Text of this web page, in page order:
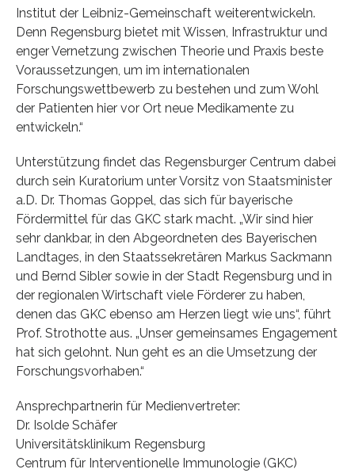
Institut der Leibniz-Gemeinschaft weiterentwickeln.
Denn Regensburg bietet mit Wissen, Infrastruktur und
enger Vernetzung zwischen Theorie und Praxis beste
Voraussetzungen, um im internationalen
Forschungswettbewerb zu bestehen und zum Wohl
der Patienten hier vor Ort neue Medikamente zu
entwickeln.“
Unterstützung findet das Regensburger Centrum dabei
durch sein Kuratorium unter Vorsitz von Staatsminister
a.D. Dr. Thomas Goppel, das sich für bayerische
Fördermittel für das GKC stark macht. „Wir sind hier
sehr dankbar, in den Abgeordneten des Bayerischen
Landtages, in den Staatssekretären Markus Sackmann
und Bernd Sibler sowie in der Stadt Regensburg und in
der regionalen Wirtschaft viele Förderer zu haben,
denen das GKC ebenso am Herzen liegt wie uns“, führt
Prof. Strothotte aus. „Unser gemeinsames Engagement
hat sich gelohnt. Nun geht es an die Umsetzung der
Forschungsvorhaben.“
Ansprechpartnerin für Medienvertreter:
Dr. Isolde Schäfer
Universitätsklinikum Regensburg
Centrum für Interventionelle Immunologie (GKC)